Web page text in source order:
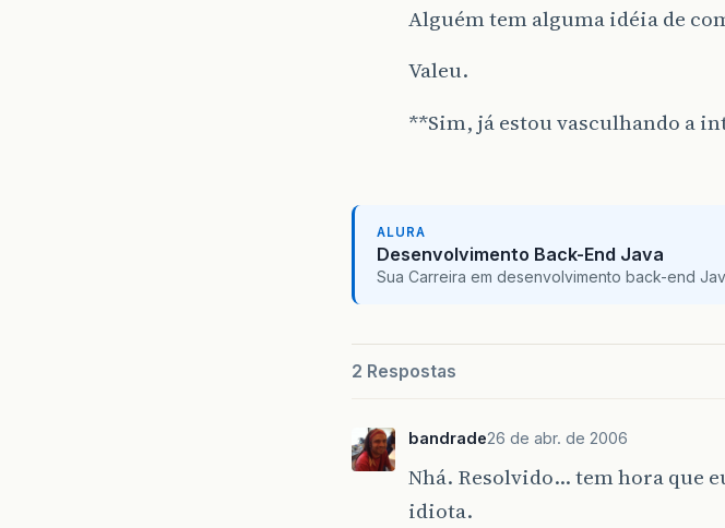
Alguém tem alguma idéia de
Valeu.
**Sim, já estou vasculhando a
ALURA
Desenvolvimento Back-End Java
Sua Carreira em desenvolvimento back-end
2 Respostas
bandrade26 de abr. de 2006
Nhá. Resolvido… tem hora que
idiota.